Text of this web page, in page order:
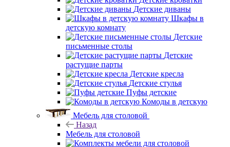
Детские диваны
Шкафы в
детскую комнату
Детские
письменные столы
Детские
растущие парты
Детские кресла
Детские стулья
Пуфы детские
Комоды в детскую
Мебель для столовой
Назад
Мебель для столовой